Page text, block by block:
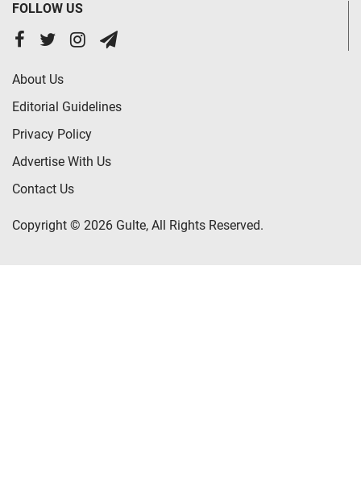
FOLLOW US
About Us
Editorial Guidelines
Privacy Policy
Advertise With Us
Contact Us
Copyright © 2026 Gulte, All Rights Reserved.